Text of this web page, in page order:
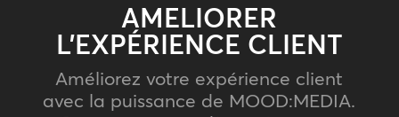
AMELIORER
L’EXPÉRIENCE CLIENT
Améliorez votre expérience client
avec la puissance de MOOD:MEDIA.